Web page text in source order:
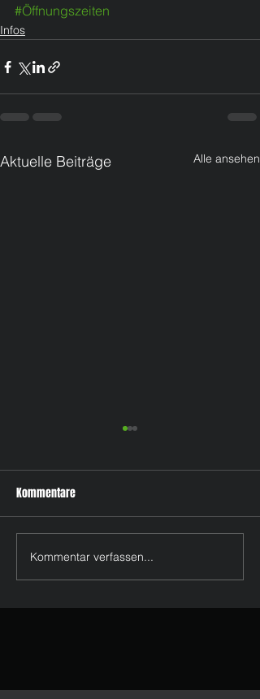
#Öffnungszeiten
Infos
Aktuelle Beiträge Alle ansehen
Vorerst keine Wiederöffnung
Kommentare
Kommentar verfassen...